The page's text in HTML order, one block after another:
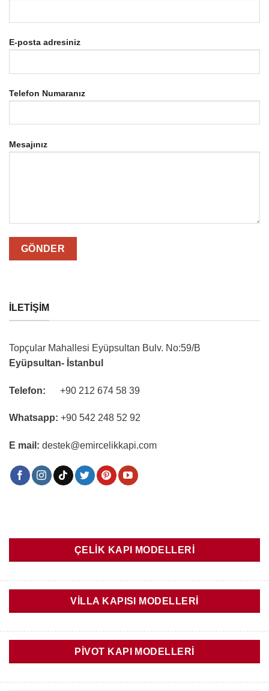
E-posta adresiniz
Telefon Numaranız
Mesajınız
İLETIŞIM
Topçular Mahallesi Eyüpsultan Bulv. No:59/B
Eyüpsultan- İstanbul
Telefon: +90 212 674 58 39
Whatsapp: +90 542 248 52 92
E mail: destek@emircelikkapi.com
ÇELIK KAPI MODELLERI
VILLA KAPISI MODELLERI
PIVOT KAPI MODELLERI